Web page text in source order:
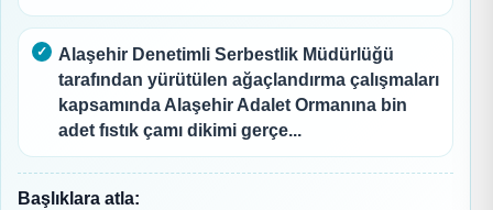
Alaşehir Denetimli Serbestlik Müdürlüğü
tarafından yürütülen ağaçlandırma çalışmaları
kapsamında Alaşehir Adalet Ormanına bin
adet fıstık çamı dikimi gerçe...
Başlıklara atla: